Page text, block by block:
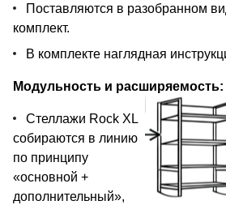
Поставляются в разобранном
комплект.
В комплекте наглядная
Модульность и расширяемость:
Стеллажи Rock XL
собираются в линию
по принципу
«основной +
дополнительный»,